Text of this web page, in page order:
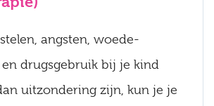
angsten, woede-
drugsgebruik bij je kind
uitzondering zijn, kun je je